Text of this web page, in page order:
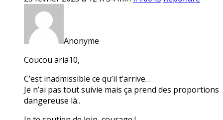
Anonyme
Coucou aria10,
C’est inadmissible ce qu’il t’arrive…
Je n’ai pas tout suivie mais ça prend des proportions
dangereuse là..